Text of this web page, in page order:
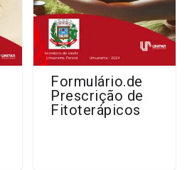
Formulário.de
Prescrição de
Fitoterápicos